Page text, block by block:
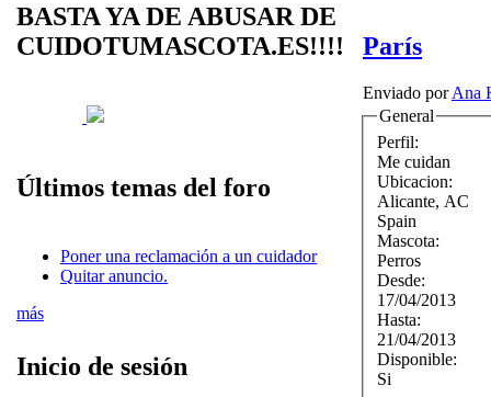
BASTA YA DE ABUSAR DE
CUIDOTUMASCOTA.ES!!!!
Últimos temas del foro
Poner una reclamación a un cuidador
Quitar anuncio.
más
Inicio de sesión
París
Enviado porAna
General
Perfil:
Me cuidan
Ubicacion:
Alicante, AC
Spain
Mascota:
Perros
Desde:
17/04/2013
Hasta:
21/04/2013
Disponible:
Si